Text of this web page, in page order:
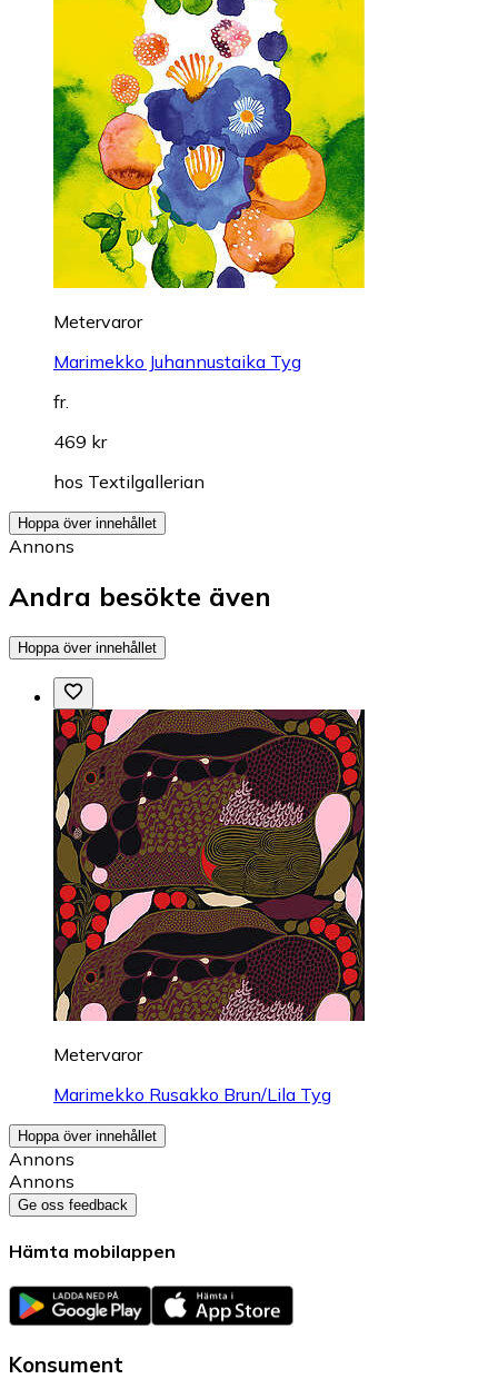
Metervaror
Marimekko Juhannustaika Tyg
fr.
469 kr
hos Textilgallerian
Hoppa över innehållet
Annons
Andra besökte även
Hoppa över innehållet
Metervaror
Marimekko Rusakko Brun/Lila Tyg
Hoppa över innehållet
Annons
Annons
Ge oss feedback
Hämta mobilappen
Konsument